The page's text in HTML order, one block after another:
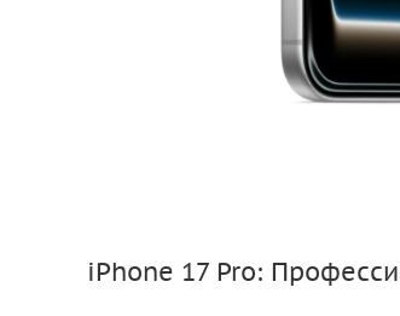
iPhone 17 Pro: